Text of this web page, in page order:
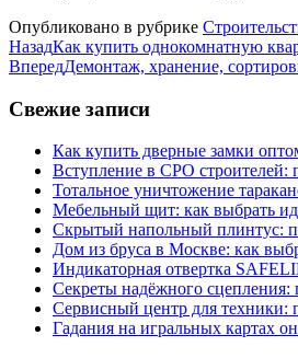
Опубликовано в рубрике
НазадКак купить однокомнатную
ВпередДемонтаж, хранение,
Свежие записи
Как купить дверные замки
Вступление в СРО строителей:
Тотальное уничтожение
Мебельный щит: как выбрать
Скрытый напольный плинтус:
Дом из бруса в Москве: как
Индикаторная отвертка
Секреты надёжного сцепления:
Сервисный центр для техники:
Гадания на игральных картах